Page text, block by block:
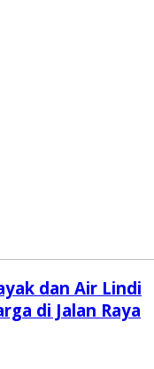
dan Air Lindi
di Jalan Raya